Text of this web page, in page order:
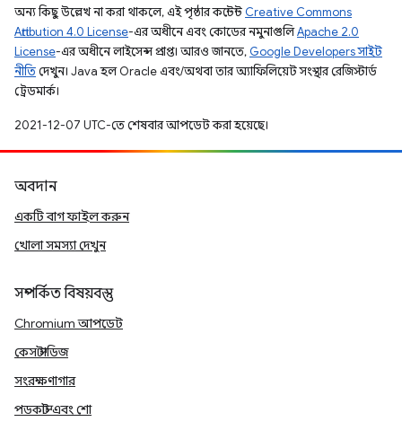
অন্য কিছু উল্লেখ না করা থাকলে, এই পৃষ্ঠার কন্টেন্ট Creative Commons
Attribution 4.0 License-এর অধীনে এবং কোডের নমুনাগুলিApache 2.0
License-এর অধীনে লাইসেন্স প্রাপ্ত। আরও জানতে, Google Developers সাইট
নীতিদেখুন। Java হল Oracle এবং/অথবা তার অ্যাফিলিয়েট সংস্থার রেজিস্টার্ড
ট্রেডমার্ক।
2021-12-07 UTC-তে শেষবার আপডেট করা হয়েছে।
অবদান
একটি বাগ ফাইল করুন
খোলা সমস্যা দেখুন
সম্পর্কিত বিষয়বস্তু
Chromium আপডেট
কেস স্টাডিজ
সংরক্ষণাগার
পডকাস্ট এবং শো